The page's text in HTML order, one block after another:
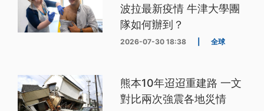
波拉最新疫情 牛津大學團
隊如何辦到？
2026-07-30 18:38 全球
熊本10年迢迢重建路 一文
對比兩次強震各地災情